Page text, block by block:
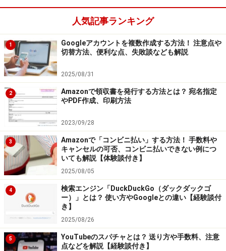
外部メールで返信、送信する場合は注意が必要です。
別のメールアドレスを初期設定のメールアドレスに変更
したい場合は、「メールの設定」から「メールアドレス
の追加・編集・削除」で初期設定のメールアドレスにし
たいメールアドレスを選択し、右側に表示される「初期
設定にする」をクリックします。
今回はYahoo!メールアドレス以外のメールアドレスを使
って、メールを作成、送信する方法を説明しました。と
ころで同じメールを複数の相手に送りたいとき、アドレ
スブックから一人ひとりのアドレスを選択するのは大変
ですよね。Yahoo!メールでは複数の相手に同じメールを
人気記事ランキング
1
Googleアカウントを複数作成する方法！ 注意点や
切替方法、便利な点、失敗談なども解説
2025/08/31
2
Amazonで領収書を発行する方法とは？ 宛名指定
やPDF作成、印刷方法
2023/09/28
3
Amazonで「コンビニ払い」する方法！ 手数料や
キャンセルの可否、コンビニ払いできない例につ
いても解説【体験談付き】
2025/08/05
4
検索エンジン「DuckDuckGo（ダックダックゴ
ー）」とは？ 使い方やGoogleとの違い【経験談付
き】
2025/08/26
5
YouTubeのスパチャとは？ 送り方や手数料、注意
点などを解説【経験談付き】